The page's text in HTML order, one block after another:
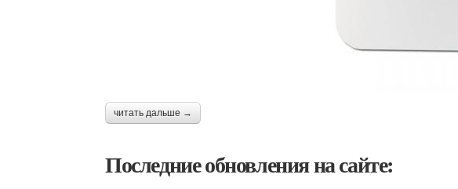
читать дальше →
Последние обновления на сайте: